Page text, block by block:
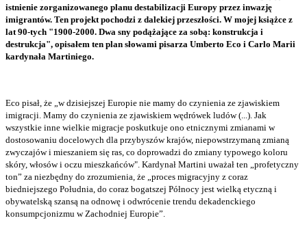
istnienie zorganizowanego planu destabilizacji Europy przez inwazję
imigrantów. Ten projekt pochodzi z dalekiej przeszłości. W mojej książce z
lat 90-tych "1900-2000. Dwa sny podążające za sobą: konstrukcja i
destrukcja", opisałem ten plan słowami pisarza Umberto Eco i Carlo Marii
kardynała Martiniego.
Eco pisał, że „w dzisiejszej Europie nie mamy do czynienia ze zjawiskiem
imigracji. Mamy do czynienia ze zjawiskiem wędrówek ludów (...). Jak
wszystkie inne wielkie migracje poskutkuje ono etnicznymi zmianami w
dostosowaniu docelowych dla przybyszów krajów, niepowstrzymaną zmianą
zwyczajów i mieszaniem się ras, co doprowadzi do zmiany typowego koloru
skóry, włosów i oczu mieszkańców". Kardynał Martini uważał ten „profetyczny
ton” za niezbędny do zrozumienia, że „proces migracyjny z coraz
biedniejszego Południa, do coraz bogatszej Północy jest wielką etyczną i
obywatelską szansą na odnowę i odwrócenie trendu dekadenckiego
konsumpcjonizmu w Zachodniej Europie”.